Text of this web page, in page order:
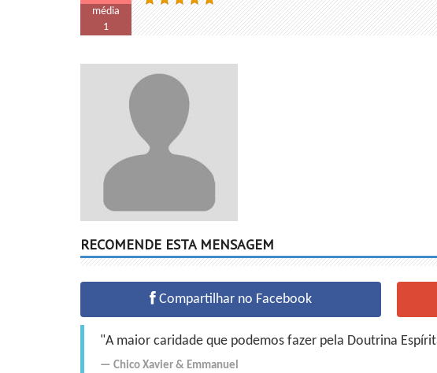
média
1
RECOMENDE ESTA MENSAGEM
Compartilhar no Facebook
"A maior caridade que podemos fazer pela Doutrina
Chico Xavier & Emmanuel